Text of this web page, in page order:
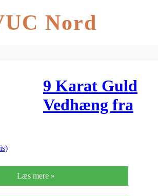
Nord
9 Karat Guld
Vedhæng fra
Læs mere »